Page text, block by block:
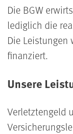
Die BGW
lediglich die
Die Leistungen
finanziert.
Unsere
Verletztengeld